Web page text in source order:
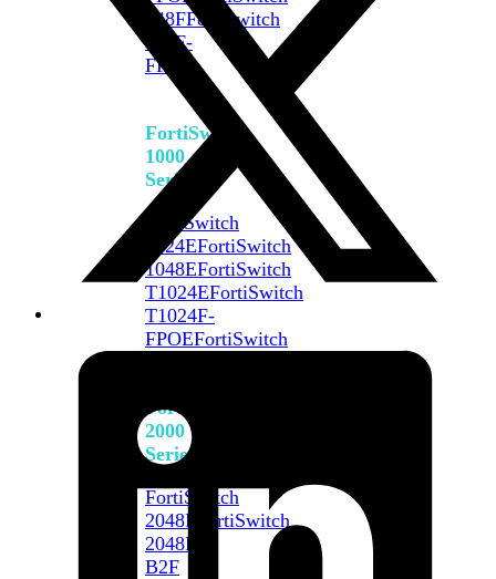
648FFortiSwitch
648F-
FPOE
FortiSwitch
1000
Series
FortiSwitch
1024EFortiSwitch
1048EFortiSwitch
T1024EFortiSwitch
T1024F-
FPOEFortiSwitch
FortiSwitch
2000
Series
FortiSwitch
2048F
FortiSwitch
2048F-
B2F